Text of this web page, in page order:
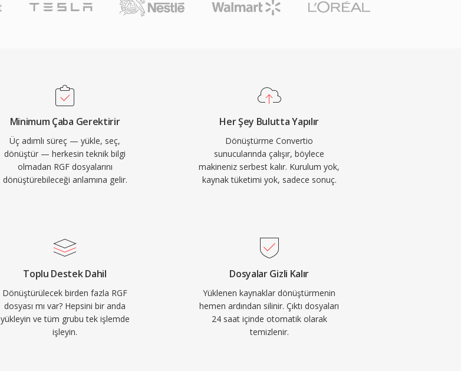
Minimum Çaba Gerektirir
Üç adımlı süreç — yükle, seç,
dönüştür — herkesin teknik bilgi
olmadan RGF dosyalarını
dönüştürebileceği anlamına gelir.
Her Şey Bulutta Yapılır
Dönüştürme Convertio
sunucularında çalışır, böylece
makineniz serbest kalır. Kurulum yok,
kaynak tüketimi yok, sadece sonuç.
Toplu Destek Dahil
Dönüştürülecek birden fazla RGF
dosyası mı var? Hepsini bir anda
yükleyin ve tüm grubu tek işlemde
işleyin.
Dosyalar Gizli Kalır
Yüklenen kaynaklar dönüştürmenin
hemen ardından silinir. Çıktı dosyaları
24 saat içinde otomatik olarak
temizlenir.